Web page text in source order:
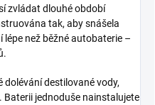
zvládat dlouhé období
tak, aby snášela
lépe než běžné autobaterie –
dolévání destilované vody,
jednoduše nainstalujete